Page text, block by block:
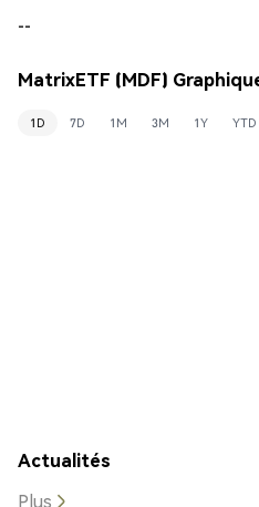
--
MatrixETF (MDF)
1D 7D 1M 3M 1Y YTD
Actualités
Plus